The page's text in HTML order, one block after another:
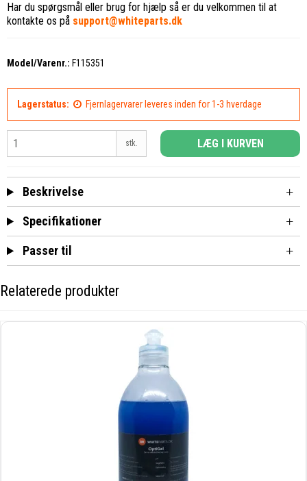
Har du spørgsmål eller brug for hjælp så er du velkommen til at
kontakte os på support@whiteparts.dk
Model/Varenr.: F115351
Lagerstatus: Fjernlagervarer leveres inden for 1-3 hverdage
stk. LÆG I KURVEN
Beskrivelse
Specifikationer
Passer til
Relaterede produkter